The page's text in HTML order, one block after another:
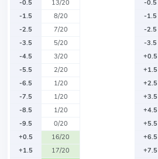
-0.5
13/20
-1.5
8/20
-2.5
7/20
-3.5
5/20
-4.5
3/20
-5.5
2/20
-6.5
1/20
-7.5
1/20
-8.5
1/20
-9.5
0/20
+0.5
16/20
+1.5
17/20
-0.5
-1.5
-2.5
-3.5
+0.5
+1.5
+2.5
+3.5
+4.5
+5.5
+6.5
+7.5